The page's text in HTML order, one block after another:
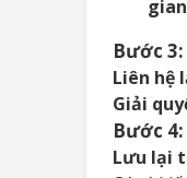
Bước
Liên hệ
Giải
Bước
Lưu lại